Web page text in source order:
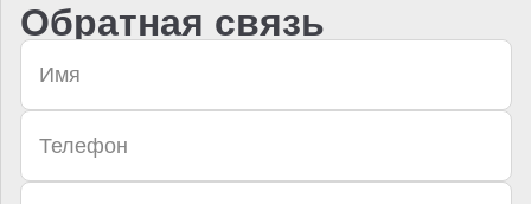
Обратная связь